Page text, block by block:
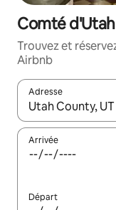
Comté
Trouvez et
Airbnb
Adresse
Lorsque les
Arrivée
Départ